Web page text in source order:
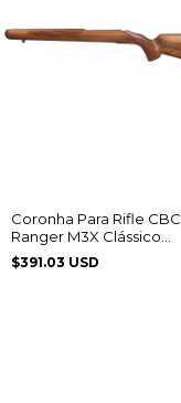
Coronha Para Rifle CBC
Ranger M3X Clássico
Jequitibá
$391.03 USD